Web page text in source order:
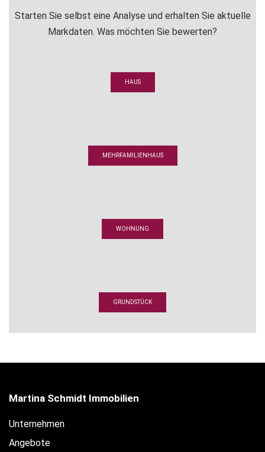
Starten Sie selbst eine Analyse und erhalten Sie aktuelle
Markdaten. Was möchten Sie bewerten?
HAUS
MEHRFAMILIENHAUS
WOHNUNG
GRUNDSTÜCK
Martina Schmidt Immobilien
Unternehmen
Angebote